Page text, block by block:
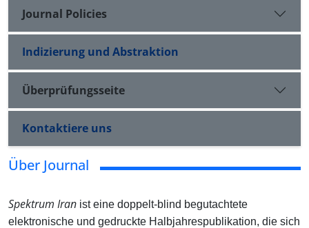
Journal Policies
Indizierung und Abstraktion
Überprüfungsseite
Kontaktiere uns
Über Journal
Spektrum Iran ist eine doppelt-blind begutachtete
elektronische und gedruckte Halbjahrespublikation, die sich